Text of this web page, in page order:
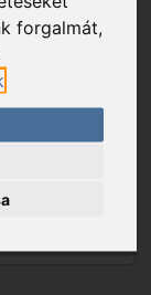
forgalmát,